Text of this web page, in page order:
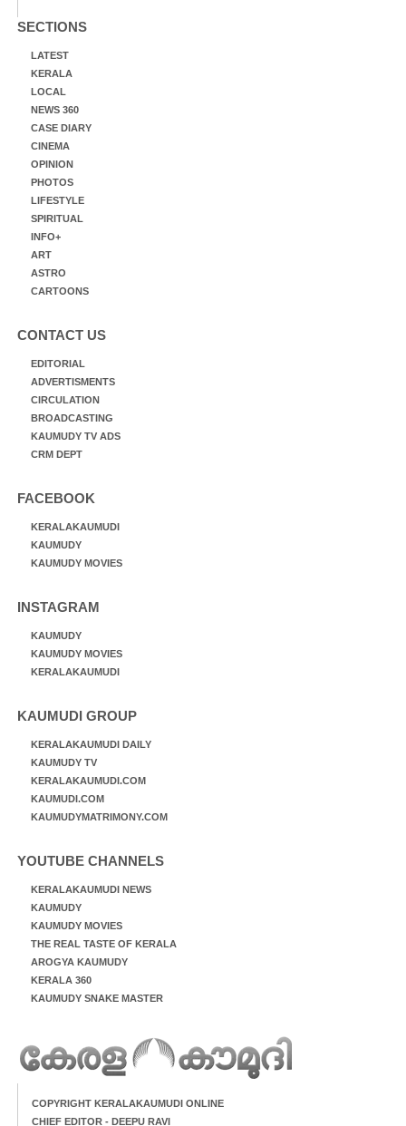
SECTIONS
LATEST
KERALA
LOCAL
NEWS 360
CASE DIARY
CINEMA
OPINION
PHOTOS
LIFESTYLE
SPIRITUAL
INFO+
ART
ASTRO
CARTOONS
CONTACT US
EDITORIAL
ADVERTISMENTS
CIRCULATION
BROADCASTING
KAUMUDY TV ADS
CRM DEPT
FACEBOOK
KERALAKAUMUDI
KAUMUDY
KAUMUDY MOVIES
INSTAGRAM
KAUMUDY
KAUMUDY MOVIES
KERALAKAUMUDI
KAUMUDI GROUP
KERALAKAUMUDI DAILY
KAUMUDY TV
KERALAKAUMUDI.COM
KAUMUDI.COM
KAUMUDYMATRIMONY.COM
YOUTUBE CHANNELS
KERALAKAUMUDI NEWS
KAUMUDY
KAUMUDY MOVIES
THE REAL TASTE OF KERALA
AROGYA KAUMUDY
KERALA 360
KAUMUDY SNAKE MASTER
COPYRIGHT KERALAKAUMUDI ONLINE
CHIEF EDITOR - DEEPU RAVI